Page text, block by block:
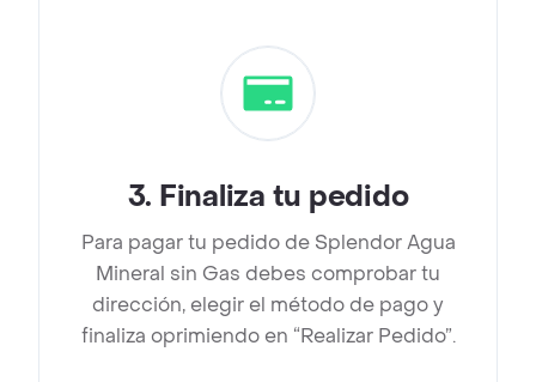
3. Finaliza tu pedido
Para pagar tu pedido de Splendor Agua
Mineral sin Gas debes comprobar tu
dirección, elegir el método de pago y
finaliza oprimiendo en “Realizar Pedido”.